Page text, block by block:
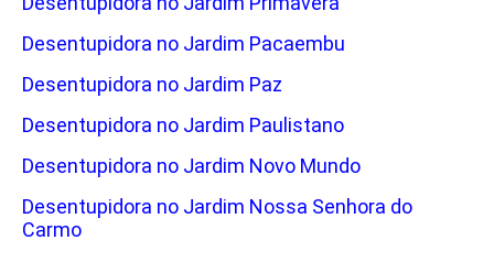
Desentupidora no Jardim Pacaembu
Desentupidora no Jardim Paz
Desentupidora no Jardim Paulistano
Desentupidora no Jardim Novo Mundo
Desentupidora no Jardim Nossa Senhora do
Carmo